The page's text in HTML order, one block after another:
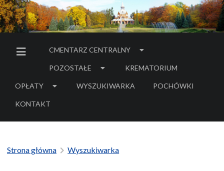
MENU BOCZNE
CMENTARZ CENTRALNY
POZOSTAŁE KREMATORIUM
OPŁATY WYSZUKIWARKA POCHÓWKI
- LINK DO SERWISU
KONTAKT
Strona główna Wyszukiwarka